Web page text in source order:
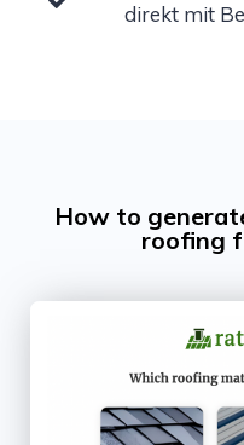
direkt mit
How to
roofing